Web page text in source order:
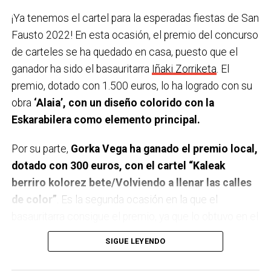
GUDA DANTZA en la plaza Arizgoiti
23:59 Verbena con la orquesta REMIX en la plaza San
Fausto.
Domingo 9 de octubre
9:00 Txupin desde el Ayuntamiento.
9:30 Torneo popular y federado de Tenis de mesa en
el polideportivo Urbi.
10:00 Diana de Gaiteros con B. Haizedoinu Gaiteroak.
10:30 Semifinales del campeonato Open de Bizkaia
2022 de pelota mano en los frontones de Artunduaga.
11:00 Divertido parque infantil en Arizko Ikastola de
¡Ya tenemos el cartel para la esperadas fiestas de San
Fausto 2022! En esta ocasión, el premio del concurso
de carteles se ha quedado en casa, puesto que el
ganador ha sido el basauritarra Iñaki Zorriketa. El
premio, dotado con 1.500 euros, lo ha logrado con su
obra ‘Alaia’, con un diseño colorido con la
Eskarabilera como elemento principal.
Por su parte, Gorka Vega ha ganado el premio local,
dotado con 300 euros, con el cartel “Kaleak
berriro kolorez bete/Volviendo a llenar las calles
de color” . Es la segunda ocasión en la que el
año 2018 con su trabajo “Basaurin jai mende erdi alai”.
Todos los trabajos, los carteles ganadores y el resto
de carteles presentados,serán expuestos en el
SIGUE LEYENDO